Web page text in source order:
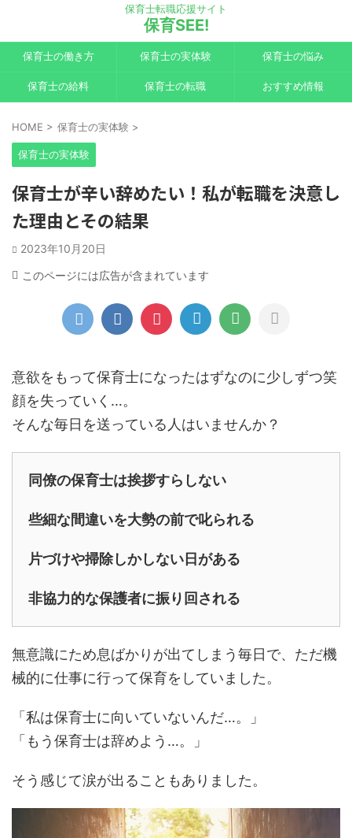
保育士転職応援サイト
保育SEE!
保育士の働き方 保育士の実体験 保育士の悩み
保育士の給料 保育士の転職 おすすめ情報
HOME > 保育士の実体験 >
保育士の実体験
保育士が辛い辞めたい！私が転職を決意し
た理由とその結果
2023年10月20日
このページには広告が含まれています
意欲をもって保育士になったはずなのに少しずつ笑
顔を失っていく…。
そんな毎日を送っている人はいませんか？
同僚の保育士は挨拶すらしない
些細な間違いを大勢の前で叱られる
片づけや掃除しかしない日がある
非協力的な保護者に振り回される
無意識にため息ばかりが出てしまう毎日で、ただ機
械的に仕事に行って保育をしていました。
「私は保育士に向いていないんだ…。」
「もう保育士は辞めよう…。」
そう感じて涙が出ることもありました。